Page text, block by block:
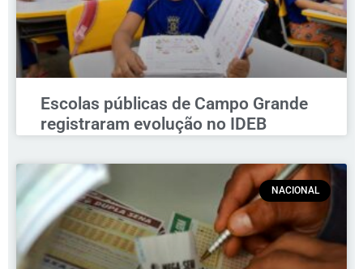
Escolas públicas de Campo Grande
registraram evolução no IDEB
NACIONAL